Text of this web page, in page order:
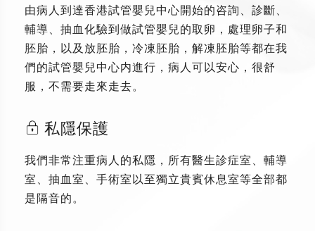
由病人到達香港試管嬰兒中心開始的咨詢、診斷、
輔導、抽血化驗到做試管嬰兒的取卵，處理卵子和
胚胎，以及放胚胎，冷凍胚胎，解凍胚胎等都在我
們的試管嬰兒中心内進行，病人可以安心，很舒
服，不需要走來走去。
私隱保護
我們非常注重病人的私隱，所有醫生診症室、輔導
室、抽血室、手術室以至獨立貴賓休息室等全部都
是隔音的。